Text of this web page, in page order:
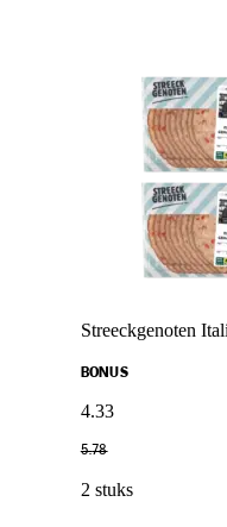
Streeckgenoten
BONUS
4.33
5.78
2 stuks